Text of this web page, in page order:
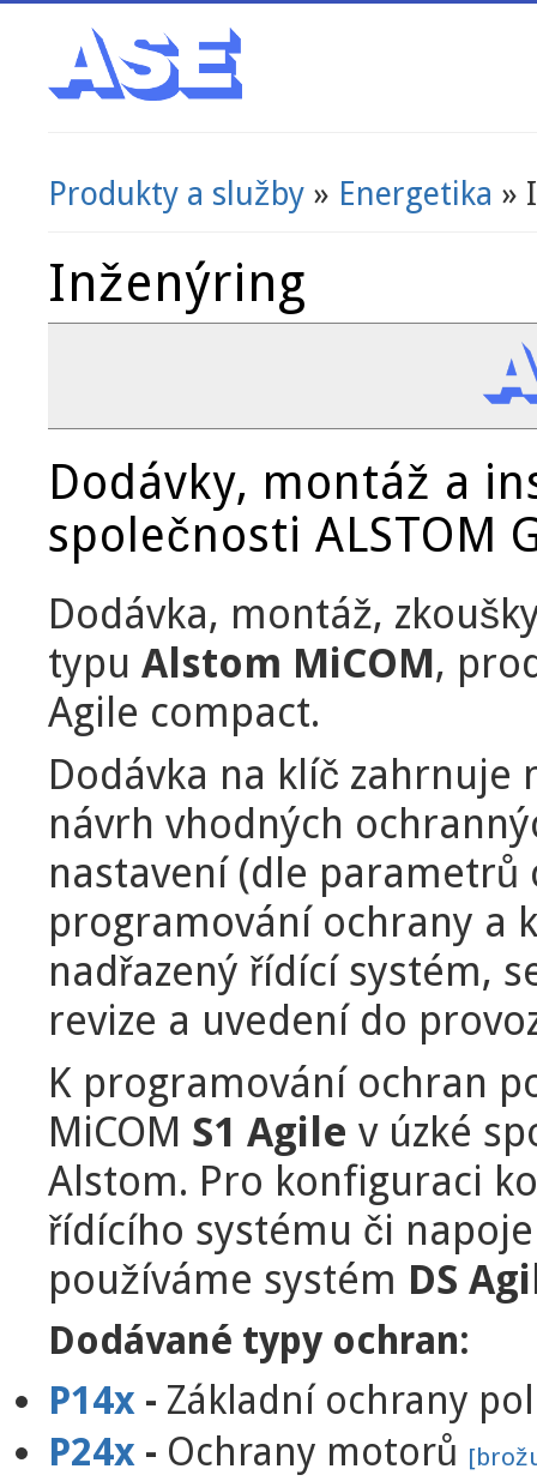
Jste zde
Produkty a služby » Energetika »
Inženýring
Dodávky, montáž a
společnosti ALSTOM
Dodávka, montáž,
typu Alstom MiCOM,
Agile compact.
Dodávka na klíč
návrh vhodných
nastavení (dle parametrů
programování ochrany a
nadřazený řídící systém,
revize a uvedení do
K programování ochran
MiCOM S1 Agile v úzké
Alstom. Pro konfiguraci
řídícího systému či
používáme systém DS
Dodávané typy ochran:
P14x - Základní ochrany
P24x - Ochrany motorů